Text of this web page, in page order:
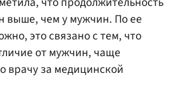
чем у мужчин. По ее
это связано с тем, что
от мужчин, чаще
врачу за медицинской